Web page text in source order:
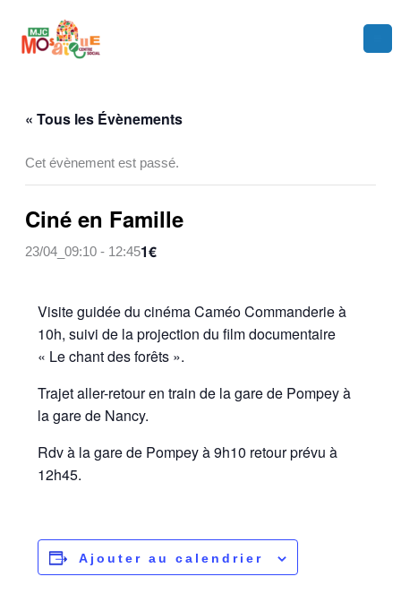
contenu
« Tous les Évènements
Cet évènement est passé.
Ciné en Famille
23/04_09:10- 12:451€
Visite guidée du cinéma Caméo Commanderie à
10h, suivi de la projection du film documentaire
« Le chant des forêts ».
Trajet aller-retour en train de la gare de Pompey à
la gare de Nancy.
Rdv à la gare de Pompey à 9h10 retour prévu à
12h45.
Ajouter au calendrier